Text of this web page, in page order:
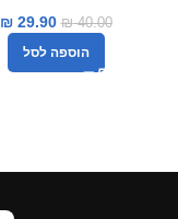
₪40.00
₪29.90
הוספה לסל